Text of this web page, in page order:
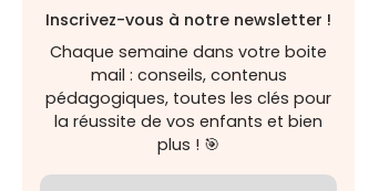
Inscrivez-vous à notre newsletter !
Chaque semaine dans votre boite
mail : conseils, contenus
pédagogiques, toutes les clés pour
la réussite de vos enfants et bien
plus ! 🎯